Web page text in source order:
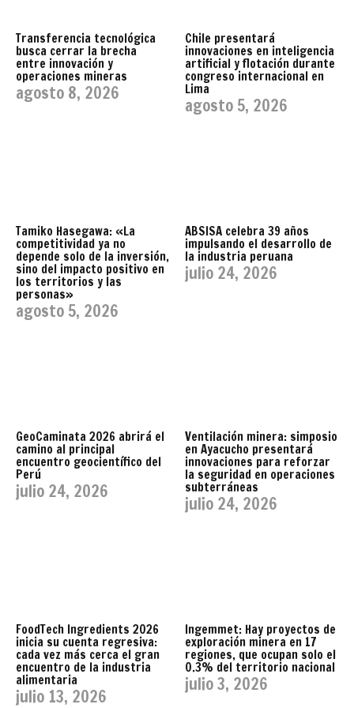
Transferencia tecnológica
busca cerrar la brecha
entre innovación y
operaciones mineras
agosto 8, 2026
Chile presentará
innovaciones en inteligencia
artificial y flotación durante
congreso internacional en
Lima
agosto 5, 2026
Tamiko Hasegawa: «La
competitividad ya no
depende solo de la inversión,
sino del impacto positivo en
los territorios y las
personas»
agosto 5, 2026
ABSISA celebra 39 años
impulsando el desarrollo de
la industria peruana
julio 24, 2026
GeoCaminata 2026 abrirá el
camino al principal
encuentro geocientífico del
Perú
julio 24, 2026
Ventilación minera: simposio
en Ayacucho presentará
innovaciones para reforzar
la seguridad en operaciones
subterráneas
julio 24, 2026
FoodTech Ingredients 2026
inicia su cuenta regresiva:
cada vez más cerca el gran
encuentro de la industria
alimentaria
julio 13, 2026
Ingemmet: Hay proyectos de
exploración minera en 17
regiones, que ocupan solo el
0.3% del territorio nacional
julio 3, 2026